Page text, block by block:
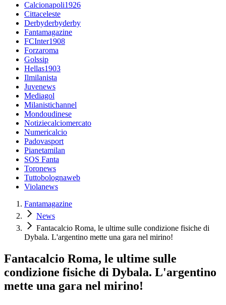
Calcionapoli1926
Cittaceleste
Derbyderbyderby
Fantamagazine
FCInter1908
Forzaroma
Golssip
Hellas1903
Ilmilanista
Juvenews
Mediagol
Milanistichannel
Mondoudinese
Notiziecalciomercato
Numericalcio
Padovasport
Pianetamilan
SOS Fanta
Toronews
Tuttobolognaweb
Violanews
Fantamagazine
News
Fantacalcio Roma, le ultime sulle condizione fisiche di
Dybala. L'argentino mette una gara nel mirino!
Fantacalcio Roma, le ultime sulle
condizione fisiche di Dybala. L'argentino
mette una gara nel mirino!